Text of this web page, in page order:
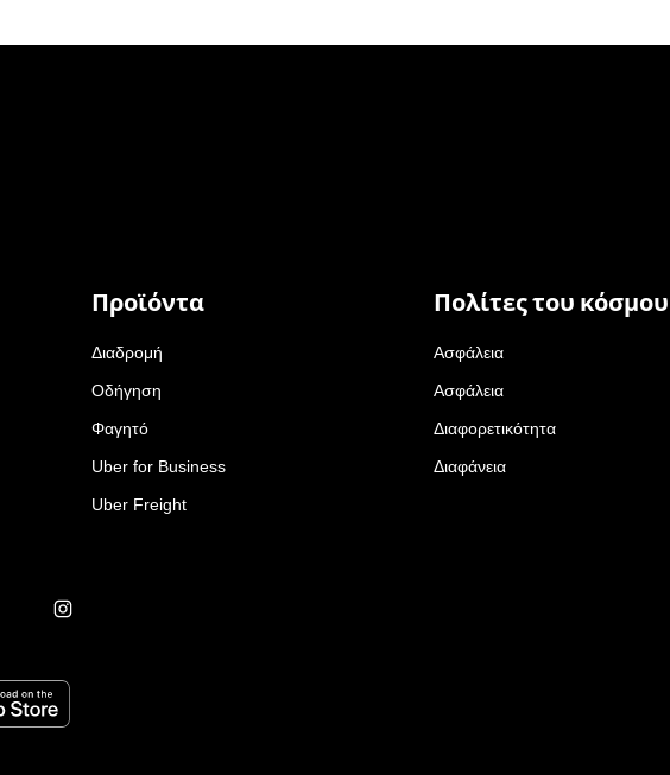
Προϊόντα
Διαδρομή
Οδήγηση
Φαγητό
Uber for Business
Uber Freight
Πολίτες του κόσμου
Ασφάλεια
Ασφάλεια
Διαφορετικότητα
Διαφάνεια